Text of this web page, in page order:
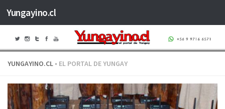
Saltar al contenido
Yungayino.cl
YUNGAYINO.CL • EL PORTAL DE YUNGAY